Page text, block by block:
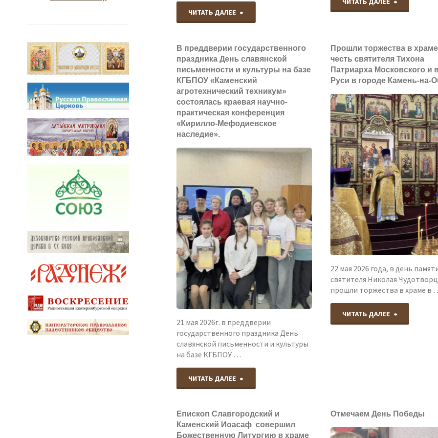
ЧИТАТЬ ДАЛЕЕ "В
Камень-
на-
состоялась
приуроченная
празднику
Дня
семьи,
любви
прошли
торжества
в
храме
Святой
Троицы
селе
Тюменцево."
В преддверии государственного
праздника День славянской
письменности и культуры на базе
КГБПОУ «Каменский
агротехнический техникум»
состоялась краевая научно-
практическая конференция
«Кирилло-Мефодиевское
наследие».
21 мая 2026г. в преддверии
государственного праздника День
славянской письменности и культуры
на базе КГБПОУ …
ЧИТАТЬ ДАЛЕЕ "В
государственного
Прошли торжества в
честь святителя Тихона
Патриарха Московского и
Руси в городе Камень-на-
22 мая 2026 года, в день
святителя Николая
прошли торжества в храме в
ЧИТАТЬ ДАЛЕЕ "Прошли
честь
Епископ Славгородский и
Каменский Иоасаф совершил
Божественную Литургию в храме
Отмечаем День Победы